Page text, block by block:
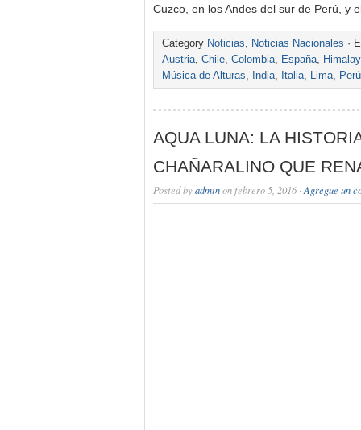
Cuzco, en los Andes del sur de Perú, y
Category Noticias, Noticias Nacionales ·
Austria, Chile, Colombia, España,
Música de Alturas, India, Italia, Lima, Perú
AQUA LUNA: LA
CHAÑARALINO QUE
Posted byadminon febrero 5, 2016 · Agregue un